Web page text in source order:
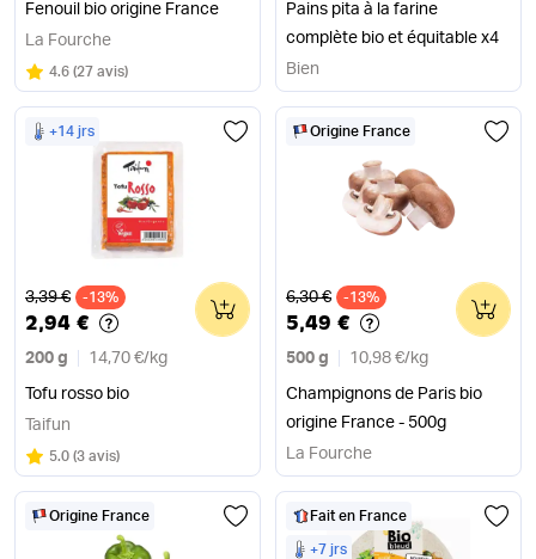
Fenouil bio origine France
La Fourche
Note
4.6 sur 5
(27 avis)
Pains pita à la farine
complète bio et équitable x4
Bien
+14 jrs
Ancien prix
3,39 € -13%
2,94 €
200 g 14,70 €/ kg
Tofu rosso bio
0
Taifun
Note
5.0 sur 5
(3 avis)
Origine France
Ancien prix
6,30 € -13%
5,49 €
500 g 10,98 €/ kg
Champignons de Paris bio
origine France - 500g
0
La Fourche
Origine France Fait en France
+7 jrs